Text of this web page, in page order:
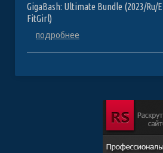
GigaBash: Ultimate Bundle (2023/Ru/
FitGirl)
подробнее